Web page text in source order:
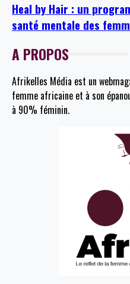
Heal by Hair : un
santé mentale des
A PROPOS
Afrikelles Média est un
femme africaine et à son
à 90% féminin.